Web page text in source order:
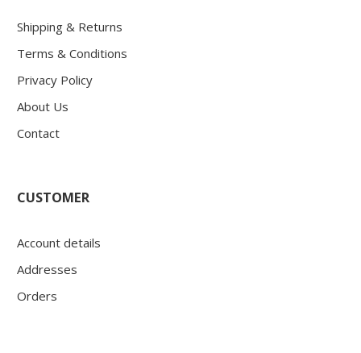
Shipping & Returns
Terms & Conditions
Privacy Policy
About Us
Contact
CUSTOMER
Account details
Addresses
Orders